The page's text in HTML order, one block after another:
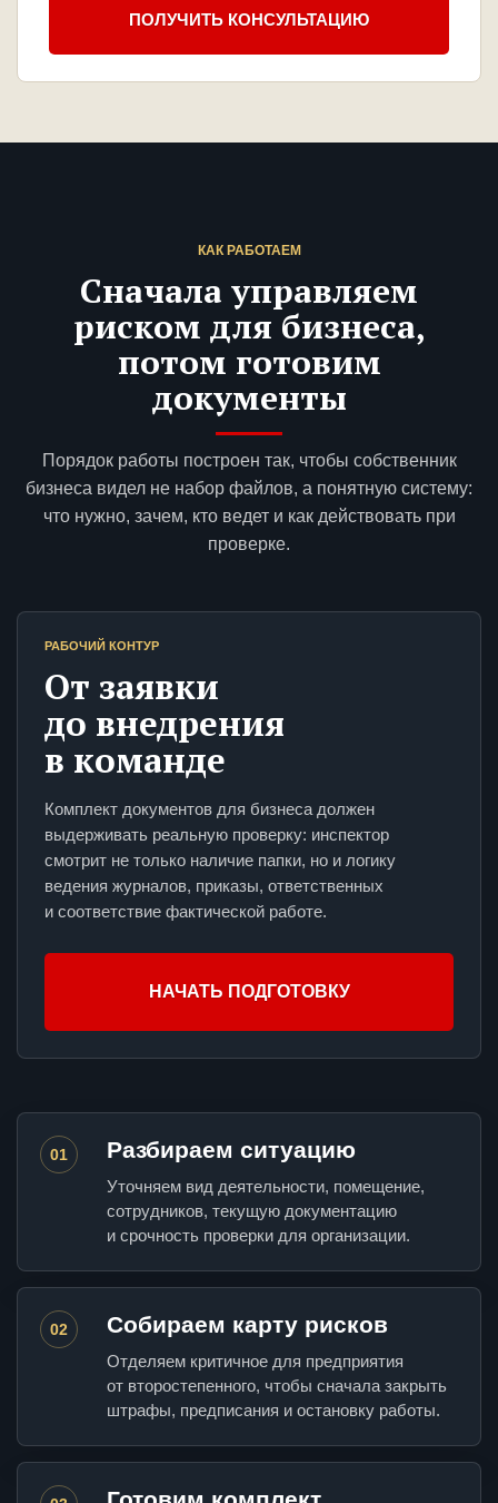
ПОЛУЧИТЬ КОНСУЛЬТАЦИЮ
КАК РАБОТАЕМ
Сначала управляем
риском для бизнеса,
потом готовим
документы
Порядок работы построен так, чтобы собственник
бизнеса видел не набор файлов, а понятную систему:
что нужно, зачем, кто ведет и как действовать при
проверке.
РАБОЧИЙ КОНТУР
От заявки
до внедрения
в команде
Комплект документов для бизнеса должен
выдерживать реальную проверку: инспектор
смотрит не только наличие папки, но и логику
ведения журналов, приказы, ответственных
и соответствие фактической работе.
НАЧАТЬ ПОДГОТОВКУ
01 Разбираем ситуацию
Уточняем вид деятельности, помещение,
сотрудников, текущую документацию
и срочность проверки для организации.
02 Собираем карту рисков
Отделяем критичное для предприятия
от второстепенного, чтобы сначала закрыть
штрафы, предписания и остановку работы.